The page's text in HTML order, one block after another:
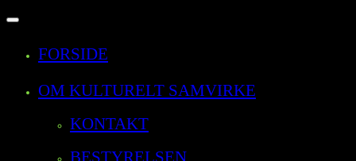
Slå
FORSIDE
OM KULTURELT SAMVIRKE
KONTAKT